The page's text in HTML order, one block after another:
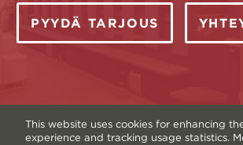
This website uses cookies for enhancing
experience and tracking usage statistics.
PYYDÄ TARJOUS